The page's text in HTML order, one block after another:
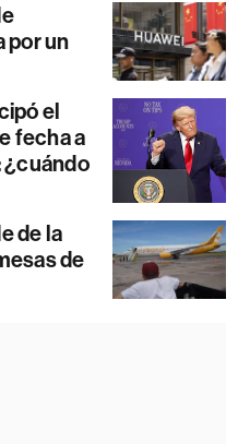
por un
el
fecha a
¿cuándo
de la
de